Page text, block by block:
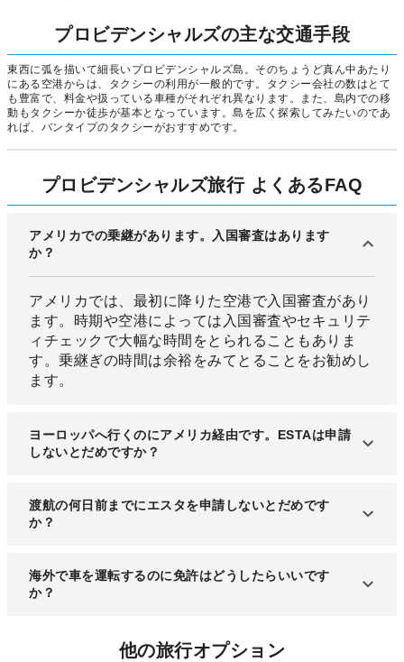
プロビデンシャルズの主な交通手段
東西に弧を描いて細長いプロビデンシャルズ島。そのちょうど真ん中あたり
にある空港からは、タクシーの利用が一般的です。タクシー会社の数はとて
も豊富で、料金や扱っている車種がそれぞれ異なります。また、島内での移
動もタクシーか徒歩が基本となっています。島を広く探索してみたいのであ
れば、バンタイプのタクシーがおすすめです。
プロビデンシャルズ旅行 よくあるFAQ
アメリカでの乗継があります。入国審査はあります
か？
アメリカでは、最初に降りた空港で入国審査があり
ます。時期や空港によっては入国審査やセキュリテ
ィチェックで大幅な時間をとられることもありま
す。乗継ぎの時間は余裕をみてとることをお勧めし
ます。
ヨーロッパへ行くのにアメリカ経由です。ESTAは申請
しないとだめですか？
アメリカはもちろん、アメリカ経由で第三国へ向か
う場合もエスタ、電子渡航認証システムの登録と渡
エスタの申請を忘れずにしましょう。
渡航の何日前までにエスタを申請しないとだめです
か？
アメリカでは72時間前にESTA申請を行うことを勧
めています。ESTAの審査時間が大体72時間以内だ
がかかって間に合わない場合もあります。渡航が決
海外で車を運転するのに免許はどうしたらいいです
か？
海外で車を運転するためには、国際免許証を取得す
他の旅行オプション